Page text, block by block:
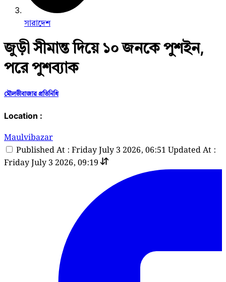
সারাদেশ
জুড়ী সীমান্ত দিয়ে ১০ জনকে পুশইন,
পরে পুশব্যাক
মৌলভীবাজার প্রতিনিধি
Location :
Maulvibazar
Published At : Friday July 3 2026, 06:51 Updated At :
Friday July 3 2026, 09:19